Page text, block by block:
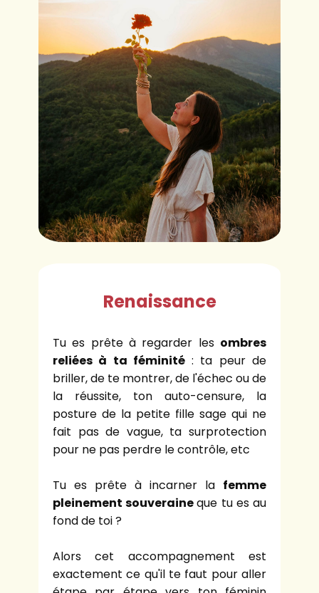
Renaissance
Tu es prête à regarder les ombres
reliées à ta féminité: ta peur de
briller, de te montrer, de l'échec ou de
la réussite, ton auto-censure, la
posture de la petite fille sage qui ne
fait pas de vague, ta surprotection
pour ne pas perdre le contrôle, etc
Tu es prête à incarner la femme
pleinement souveraineque tu es au
fond de toi ?
Alors cet accompagnement est
exactement ce qu'il te faut pour aller